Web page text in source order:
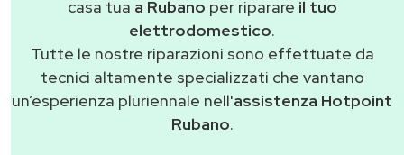
casa tua a Rubano per riparare il tuo
elettrodomestico.
Tutte le nostre riparazioni sono effettuate da
tecnici altamente specializzati che vantano
un’esperienza pluriennale nell'assistenza Hotpoint
Rubano.